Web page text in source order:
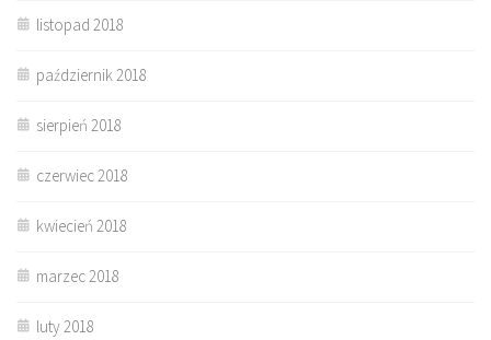
listopad 2018
październik 2018
sierpień 2018
czerwiec 2018
kwiecień 2018
marzec 2018
luty 2018